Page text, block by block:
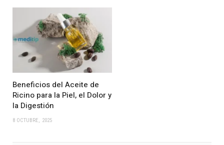
Beneficios del Aceite de
Ricino para la Piel, el Dolor y
la Digestión
8 OCTUBRE, 2025